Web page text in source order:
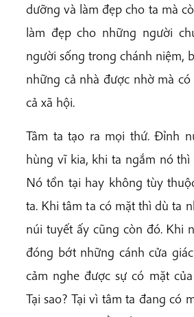
dưỡng và làm đẹp cho ta mà
làm đẹp cho những người
người sống trong chánh niệm,
những cả nhà được nhờ mà
cả xã hội.
Tâm ta tạo ra mọi thứ. Đỉnh
hùng vĩ kia, khi ta ngắm nó
Nó tồn tại hay không tùy
ta. Khi tâm ta có mặt thì dù ta
núi tuyết ấy cũng còn đó. Khi
đóng bớt những cánh cửa
cảm nghe được sự có mặt
Tại sao? Tại vì tâm ta đang có